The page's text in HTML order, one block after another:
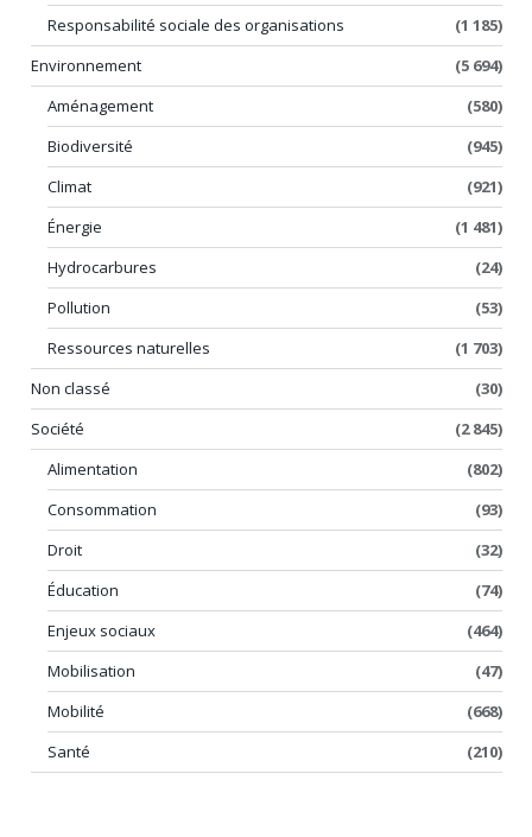
Responsabilité sociale des organisations
(1 185)
Environnement
(5 694)
Aménagement
(580)
Biodiversité
(945)
Climat
(921)
Énergie
(1 481)
Hydrocarbures
(24)
Pollution
(53)
Ressources naturelles
(1 703)
Non classé
(30)
Société
(2 845)
Alimentation
(802)
Consommation
(93)
Droit
(32)
Éducation
(74)
Enjeux sociaux
(464)
Mobilisation
(47)
Mobilité
(668)
Santé
(210)